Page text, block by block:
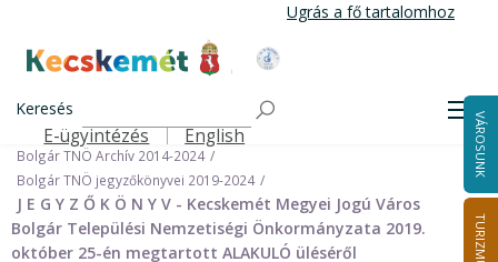
tartalomra
Ugrás a fő tartalomhoz
Kecskemét Város Honlapja
Keresés
Felső navigáció
E-ügyintézés English VÁROSUNK
TURIZMUS
Önkormányzat
Nemzetiségi Önkormányzatok
Bolgár Települési Nemzetiségi Önkormányzat
Bolgár TNÖ Archív 2014-2024
Bolgár TNÖ jegyzőkönyvei 2019-2024
J E G Y Z Ő K Ö N Y V - Kecskemét Megyei Jogú Város
Bolgár Települési Nemzetiségi Önkormányzata 2019.
október 25-én megtartott ALAKULÓ üléséről